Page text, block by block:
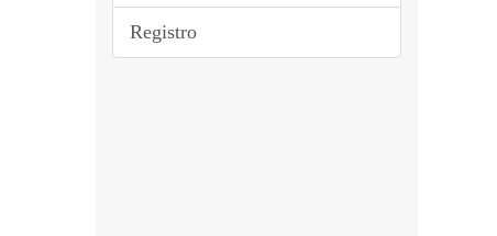
Registro